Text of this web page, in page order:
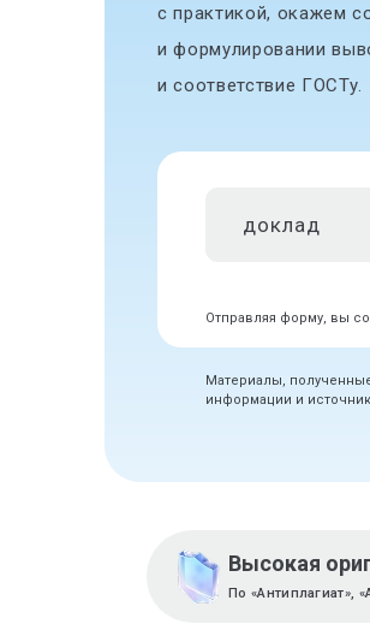
с практикой, окажем
и формулировании
и соответствие ГОСТу.
доклад
Отправляя форму, вы
Материалы,
информации и
Высокая
По «Антиплагиат»,